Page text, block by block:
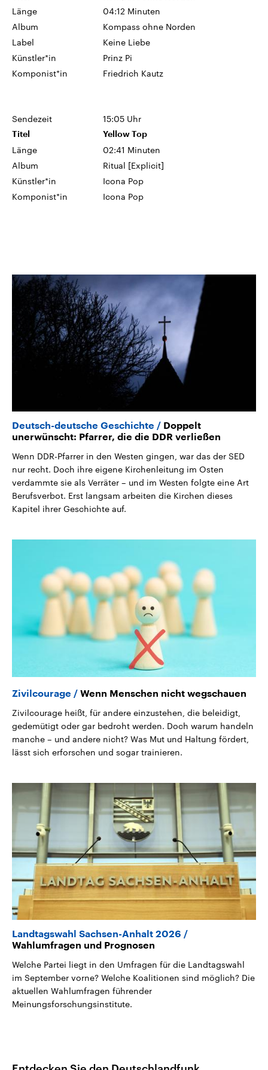
Länge
04:12 Minuten
Album
Kompass ohne Norden
Label
Keine Liebe
Künstler*in
Prinz Pi
Komponist*in
Friedrich Kautz
Sendezeit 15:05 Uhr
Titel Yellow Top
Länge
02:41 Minuten
Album
Ritual [Explicit]
Künstler*in
Icona Pop
Komponist*in
Icona Pop
Deutsch-deutsche Geschichte
Doppelt
unerwünscht: Pfarrer, die die DDR verließen
Wenn DDR-Pfarrer in den Westen gingen, war das der SED
nur recht. Doch ihre eigene Kirchenleitung im Osten
verdammte sie als Verräter – und im Westen folgte eine Art
Berufsverbot. Erst langsam arbeiten die Kirchen dieses
Kapitel ihrer Geschichte auf.
Zivilcourage Wenn Menschen nicht wegschauen
Zivilcourage heißt, für andere einzustehen, die beleidigt,
gedemütigt oder gar bedroht werden. Doch warum handeln
manche – und andere nicht? Was Mut und Haltung fördert,
lässt sich erforschen und sogar trainieren.
Landtagswahl Sachsen-Anhalt 2026
Wahlumfragen und Prognosen
Welche Partei liegt in den Umfragen für die Landtagswahl
im September vorne? Welche Koalitionen sind möglich? Die
aktuellen Wahlumfragen führender
Meinungsforschungsinstitute.